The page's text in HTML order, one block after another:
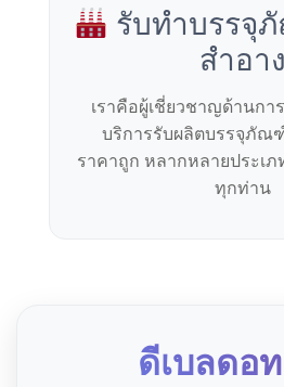
รับทำบรรจุ
สำอาง
เราคือผู้เชี่ยวชาญด้านกา
บริการรับผลิตบรรจุภัณ
ราคาถูก หลากหลายประเ
ทุกท่าน
ดีเบลดอ